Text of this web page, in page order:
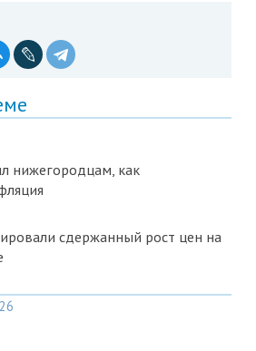
нижегородцам, как
сдержанный рост цен на